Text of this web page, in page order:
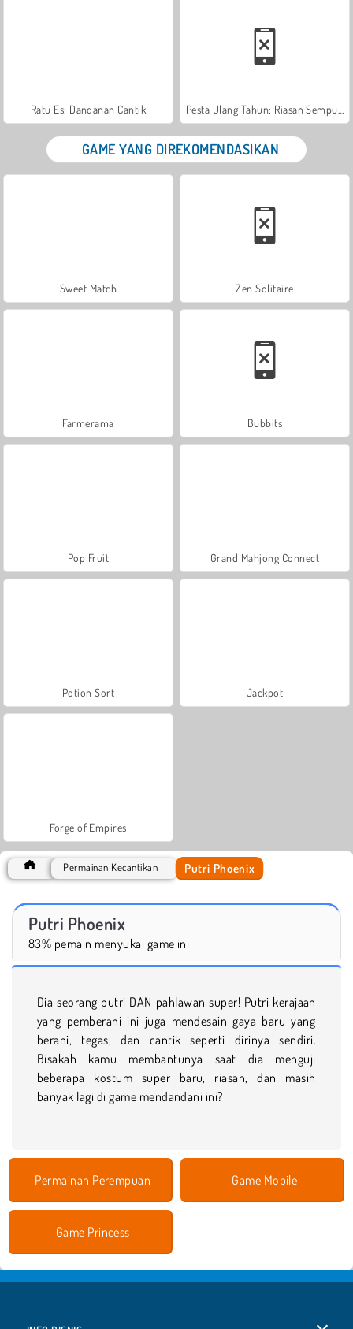
Ratu Es: Dandanan Cantik
GAME YANG DIREKOMENDASIKAN
Sweet Match Zen Solitaire
Farmerama Bubbits
Pop Fruit Grand Mahjong Connect
Potion Sort Jackpot
Forge of Empires
Permainan Kecantikan Putri Phoenix
Putri Phoenix
83% pemain menyukai game ini
Dia seorang putri DAN pahlawan super! Putri kerajaan
yang pemberani ini juga mendesain gaya baru yang
berani, tegas, dan cantik seperti dirinya sendiri.
Bisakah kamu membantunya saat dia menguji
beberapa kostum super baru, riasan, dan masih
banyak lagi di game mendandani ini?
Permainan Perempuan Game Mobile
Game Princess